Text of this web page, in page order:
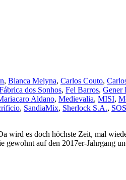
, Bianca Melyna, Carlos Couto,
dos Sonhos, Fel Barros, Gener
Aldano, Medievalia, MISI,
, SandiaMix, Sherlock S.A.,
wird es doch höchste Zeit, mal
auf den 2017er-Jahrgang